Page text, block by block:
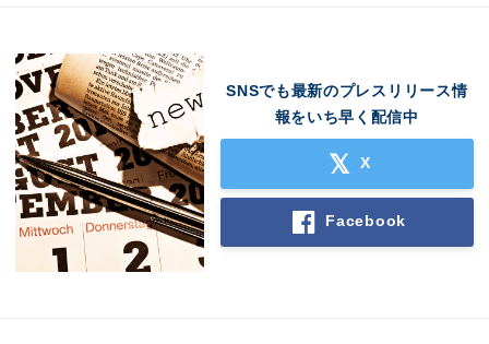
SNSでも最新のプレスリリース情
報をいち早く配信中
X
Facebook